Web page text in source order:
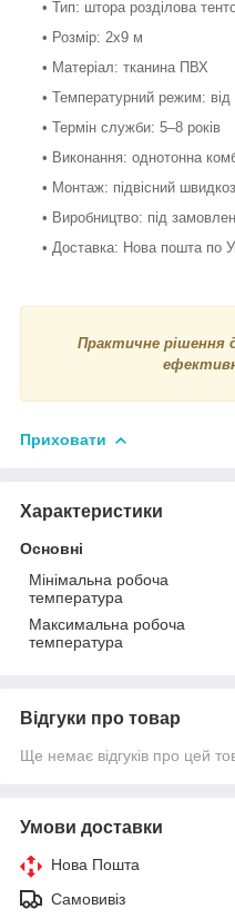
• Тип: штора розділова
• Розмір: 2х9 м
• Матеріал: тканина ПВХ
• Температурний режим:
• Термін служби: 5–8 років
• Виконання: однотонна
• Монтаж: підвісний
• Виробництво: під
• Доставка: Нова пошта по
Практичне рішення
Приховати
Характеристики
Основні
Мінімальна робоча
температура
Максимальна робоча
температура
Відгуки про товар
Ще немає відгуків про цей
Умови доставки
Нова Пошта
Самовивіз